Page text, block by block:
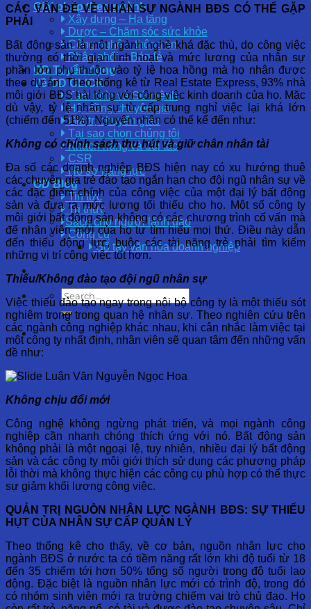
Giải pháp theo ngành
Xây dựng – Hạ tầng
Dược – Chăm sóc sức khỏe
Công nghệ – thông tin
Phân phối – Bán lẻ
OD Tuyển dụng
Về OD CLICK
Tầm nhìn và Sứ mệnh
Hội đồng chuyên gia
Giá trị chuyển giao
Tại sao chọn chúng tôi
Khách hàng và đối tác
CSR
Hồ sơ năng lực
OD Blog
Tin tức
Tri thức
Sách cho người lãnh đạo
Công cụ
Sổ tay văn hóa doanh nghiệp
CÁC VẤN ĐỀ VỀ NHÂN SỰ NGÀNH BĐS CÓ THỂ GẶP
PHẢI
Bất động sản là một ngành nghề khá đặc thù, do công việc
thường có thời gian linh hoạt và mức lương của nhân sự
phần lớn phụ thuộc vào tỷ lệ hoa hồng mà họ nhận được
theo dự án. Theo thống kê từ Real Estate Express, 93% nhà
môi giới BĐS hài lòng với công việc kinh doanh của họ. Mặc
dù vậy, tỷ lệ nhân sự từ cấp trung nghỉ việc lại khá lớn
(chiếm đến 51%). Nguyên nhân có thể kể đến như:
Không có chính sách thu hút và giữ chân nhân tài
Đa số các doanh nghiệp BĐS hiện nay có xu hướng thuê
các chuyên gia trẻ đào tạo ngắn hạn cho đội ngũ nhân sự về
các đặc điểm chính của công việc của một đại lý bất động
sản và đưa ra mức lương tối thiểu cho họ. Một số công ty
môi giới bất động sản không có các chương trình cố vấn mà
để nhân viên mới của họ tự tìm hiểu mọi thứ. Điều này dẫn
đến thiếu động lực, buộc các tài năng trẻ phải tìm kiếm
những vị trí công việc tốt hơn.
Thiếu/Không đào tạo đội ngũ nhân sự
Việc thiếu đào tạo ngay trong nội bộ công ty là một thiếu sót
nghiêm trọng trong quan hệ nhân sự. Theo nghiên cứu trên
các ngành công nghiệp khác nhau, khi cân nhắc làm việc tại
một công ty nhất định, nhân viên sẽ quan tâm đến những vấn
đề như:
Không chịu đổi mới
Công nghệ không ngừng phát triển, và mọi ngành công
nghiệp cần nhanh chóng thích ứng với nó. Bất động sản
không phải là một ngoại lệ, tuy nhiên, nhiều đại lý bất động
sản và các công ty môi giới thích sử dụng các phương pháp
lỗi thời mà không thực hiện các công cụ phù hợp có thể thực
sự giảm khối lượng công việc.
QUẢN TRỊ NGUỒN NHÂN LỰC NGÀNH BĐS: SỰ THIẾU
HỤT CỦA NHÂN SỰ CẤP QUẢN LÝ
Theo thống kê cho thấy, về cơ bản, nguồn nhân lực cho
ngành BĐS ở nước ta có tiềm năng rất lớn khi độ tuổi từ 18
đến 35 chiếm tới hơn 50% tổng số người trong độ tuổi lao
động. Đặc biệt là nguồn nhân lực mới có trình độ, trong đó
có nhóm sinh viên mới ra trường chiếm vai trò chủ đạo. Họ